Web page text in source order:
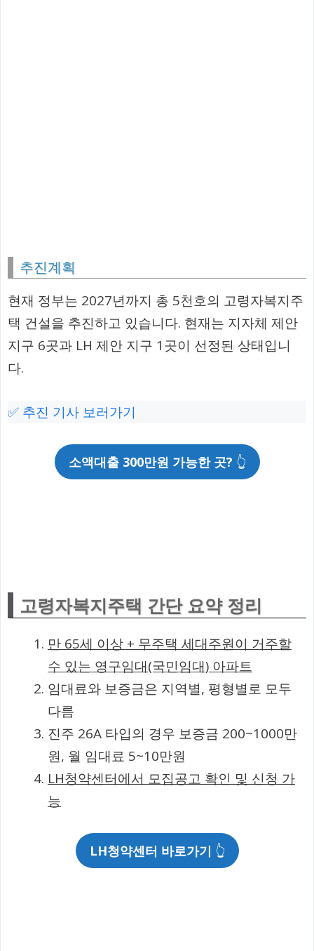
추진계획
현재 정부는 2027년까지 총 5천호의 고령자복지주
택 건설을 추진하고 있습니다. 현재는 지자체 제안
지구 6곳과 LH 제안 지구 1곳이 선정된 상태입니
다.
✅ 추진 기사 보러가기
소액대출 300만원 가능한 곳? 👆
고령자복지주택 간단 요약 정리
만 65세 이상 + 무주택 세대주원이 거주할
수 있는 영구임대(국민임대) 아파트
임대료와 보증금은 지역별, 평형별로 모두
다름
진주 26A 타입의 경우 보증금 200~1000만
원, 월 임대료 5~10만원
LH청약센터에서 모집공고 확인 및 신청 가
능
LH청약센터 바로가기 👆